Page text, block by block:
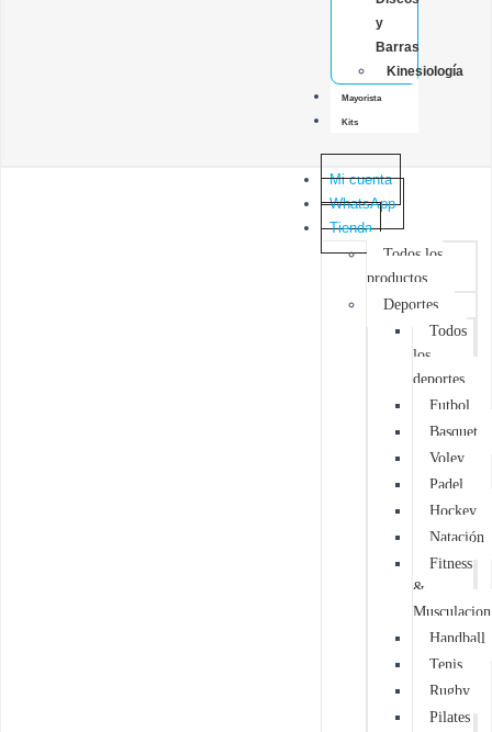
y
Barras
Kinesiología
Mayorista
Kits
Mi cuenta
WhatsApp
Tienda
Todos los
productos
Deportes
Todos
los
deportes
Futbol
Basquet
Voley
Padel
Hockey
Natación
Fitness
&
Musculacion
Handball
Tenis
Rugby
Pilates